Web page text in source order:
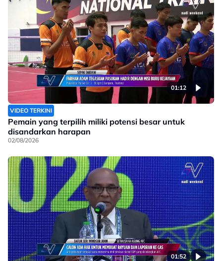
01:12
VIDEO TERKINI
Pemain yang terpilih miliki potensi besar untuk
disandarkan harapan
02/08/2026
01:52